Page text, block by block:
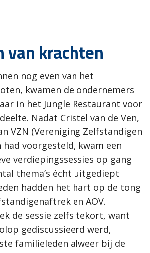
van krachten
nog even van het
kwamen de ondernemers
in het Jungle Restaurant voor
Nadat Cristel van de Ven,
VZN (Vereniging Zelfstandigen
had voorgesteld, kwam een
verdiepingssessies op gang
thema’s écht uitgediept
hadden het hart op de tong
en AOV.
de sessie zelfs tekort, want
gediscussieerd werd,
familieleden alweer bij de